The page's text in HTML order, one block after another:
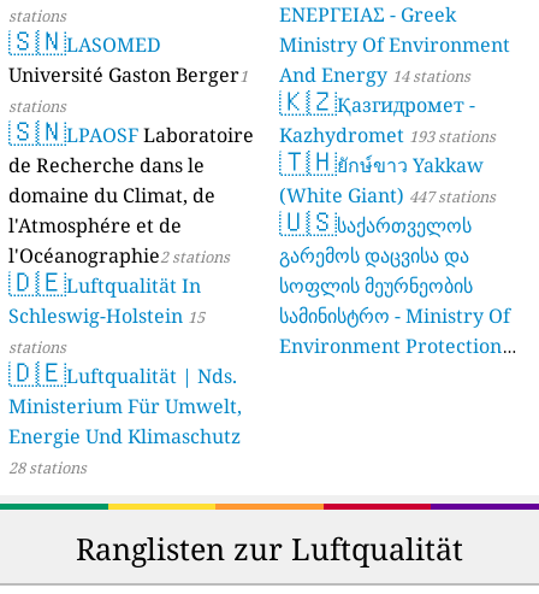
61 stations
stations
🇸🇳LASOMED
Université Gaston Berger1
stations
🇸🇳LPAOSF Laboratoire
de Recherche dans le
domaine du Climat, de
l'Atmosphére et de
l'Océanographie2 stations
🇩🇪Luftqualität In
Schleswig-Holstein 15
stations
🇩🇪Luftqualität | Nds.
Ministerium Für Umwelt,
Energie Und Klimaschutz
28 stations
ΕΝΕΡΓΕΙΑΣ - Greek
Ministry Of Environment
And Energy 14 stations
🇰🇿Қазгидромет -
Kazhydromet 193 stations
🇹🇭ยักษ์ขาว Yakkaw
(White Giant) 447 stations
🇺🇸საქართველოს
გარემოს დაცვისა და
სოფლის მეურნეობის
სამინისტრო - Ministry Of
Environment Protection
Ranglisten zur Luftqualität